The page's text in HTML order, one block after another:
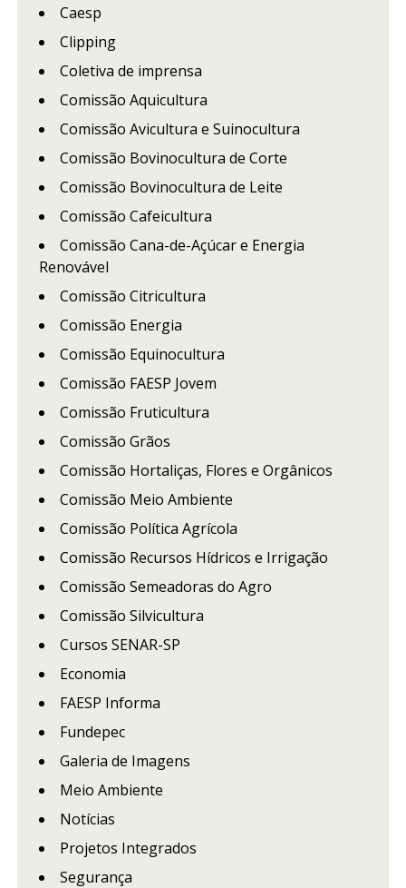
Caesp
Clipping
Coletiva de imprensa
Comissão Aquicultura
Comissão Avicultura e Suinocultura
Comissão Bovinocultura de Corte
Comissão Bovinocultura de Leite
Comissão Cafeicultura
Comissão Cana-de-Açúcar e Energia
Renovável
Comissão Citricultura
Comissão Energia
Comissão Equinocultura
Comissão FAESP Jovem
Comissão Fruticultura
Comissão Grãos
Comissão Hortaliças, Flores e Orgânicos
Comissão Meio Ambiente
Comissão Política Agrícola
Comissão Recursos Hídricos e Irrigação
Comissão Semeadoras do Agro
Comissão Silvicultura
Cursos SENAR-SP
Economia
FAESP Informa
Fundepec
Galeria de Imagens
Meio Ambiente
Notícias
Projetos Integrados
Segurança